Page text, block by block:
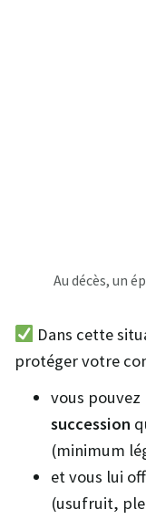
Au décès, un
Dans cette
protéger votre
vous
succession
(minimum
et vous lui
(usufruit,